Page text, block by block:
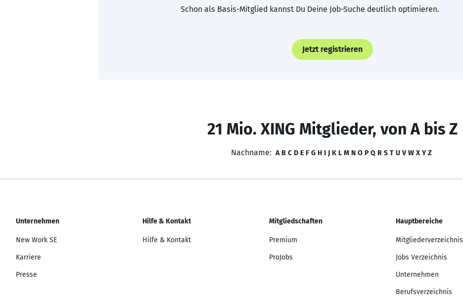
Schon als Basis-Mitglied kannst Du Deine Job-Suche deutlich optimieren.
Jetzt registrieren
21 Mio. XING Mitglieder, von A bis Z
Nachname: A B C D E F G H I J K L M N O P Q R S T U V W X Y Z
Unternehmen
New Work SE
Karriere
Presse
Hilfe & Kontakt
Hilfe & Kontakt
Mitgliedschaften
Premium
ProJobs
Hauptbereiche
Mitgliederverzeichnis
Jobs Verzeichnis
Unternehmen
Berufsverzeichnis